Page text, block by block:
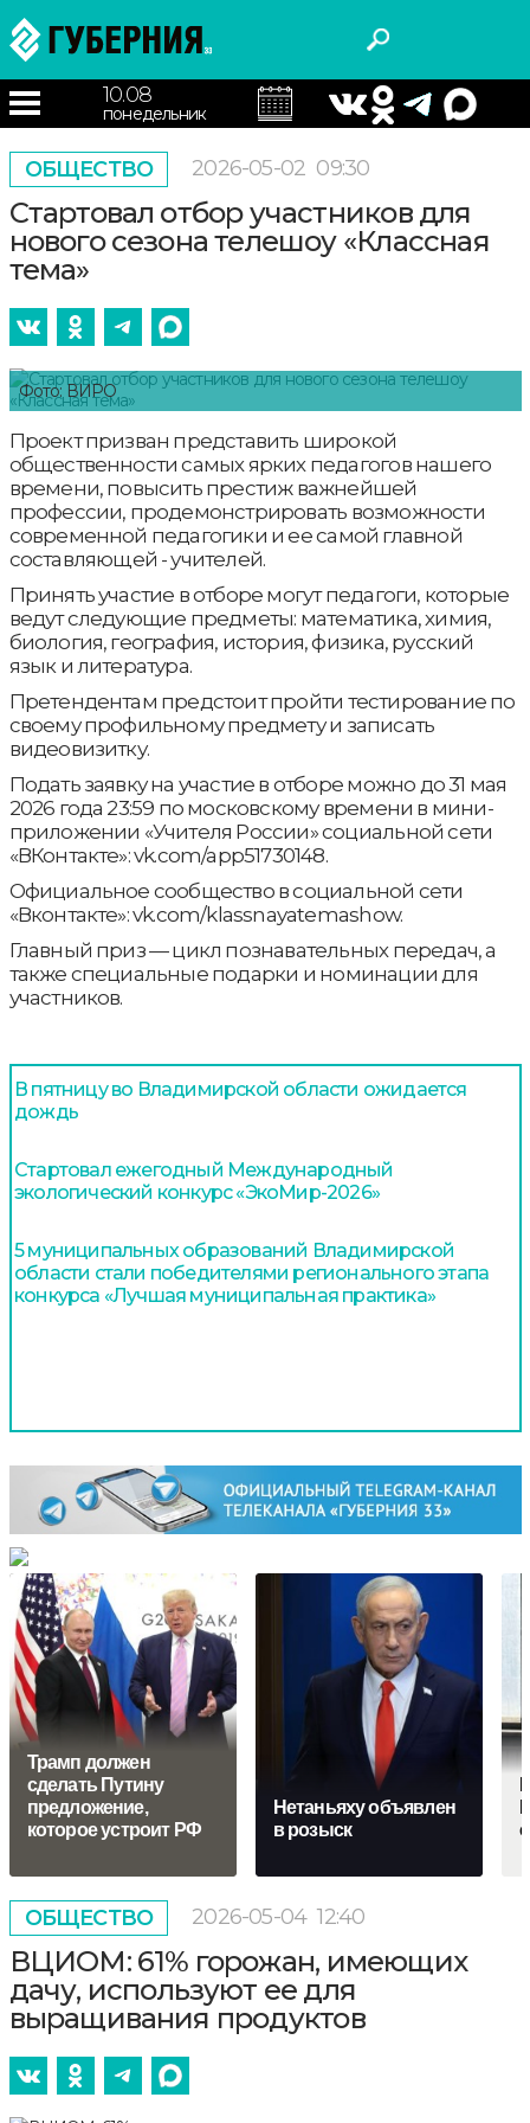
10.08
понедельник
ОБЩЕСТВО 2026-05-02 09:30
Стартовал отбор участников для
нового сезона телешоу «Классная
тема»
Фото: ВИРО
Проект призван представить широкой
общественности самых ярких педагогов нашего
времени, повысить престиж важнейшей
профессии, продемонстрировать возможности
современной педагогики и ее самой главной
составляющей - учителей.
Принять участие в отборе могут педагоги, которые
ведут следующие предметы: математика, химия,
биология, география, история, физика, русский
язык и литература.
Претендентам предстоит пройти тестирование по
своему профильному предмету и записать
видеовизитку.
Подать заявку на участие в отборе можно до 31 мая
2026 года 23:59 по московскому времени в мини-
приложении «Учителя России» социальной сети
«ВКонтакте»: vk.com/app51730148.
Официальное сообщество в социальной сети
«Вконтакте»: vk.com/klassnayatemashow.
Главный приз — цикл познавательных передач, а
также специальные подарки и номинации для
участников.
В пятницу во Владимирской области ожидается
дождь
Стартовал ежегодный Международный
экологический конкурс «ЭкоМир-2026»
5 муниципальных образований Владимирской
области стали победителями регионального этапа
конкурса «Лучшая муниципальная практика»
Трамп должен
сделать Путину
предложение,
которое устроит РФ
Нетаньяху объявлен
в розыск
ОБЩЕСТВО 2026-05-04 12:40
ВЦИОМ: 61% горожан, имеющих
дачу, используют ее для
выращивания продуктов